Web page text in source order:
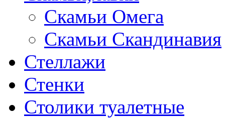
Скамьи Омега
Скамьи Скандинавия
Стеллажи
Стенки
Столики туалетные